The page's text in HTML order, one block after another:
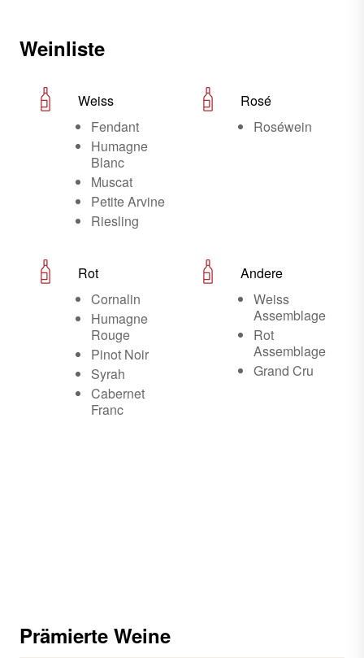
Weinliste
Weiss
Fendant
Humagne
Blanc
Muscat
Petite Arvine
Riesling
Rosé
Roséwein
Rot
Cornalin
Humagne
Rouge
Pinot Noir
Syrah
Cabernet
Franc
Andere
Weiss
Assemblage
Rot
Assemblage
Grand Cru
Prämierte Weine